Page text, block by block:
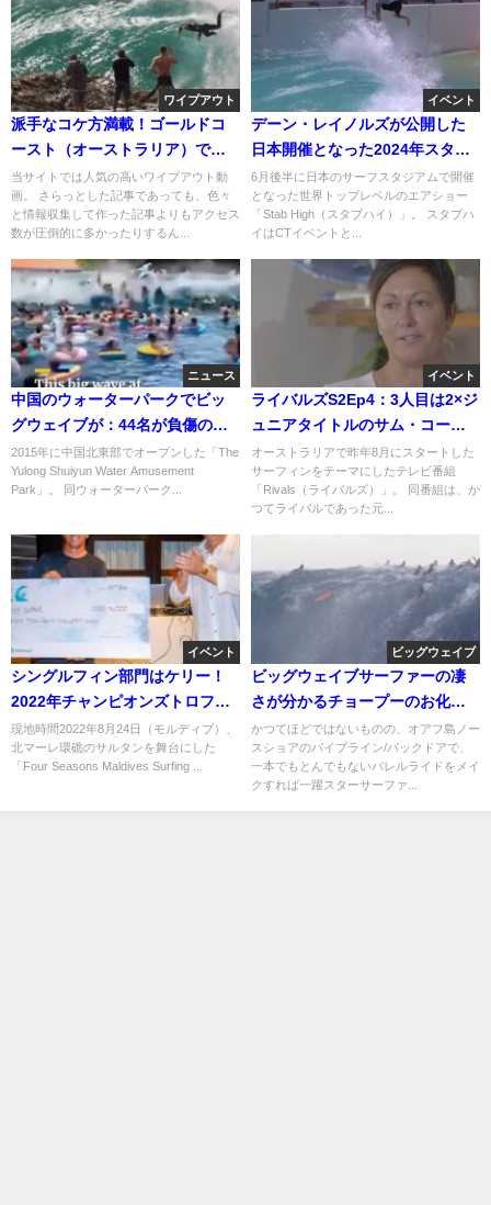
ワイプアウト
派手なコケ方満載！ゴールドコ
ースト（オーストラリア）で発
生したワイプアウト動画
当サイトでは人気の高いワイプアウト動
画。 さらっとした記事であっても、色々
と情報収集して作った記事よりもアクセス
数が圧倒的に多かったりするん...
イベント
デーン・レイノルズが公開した
日本開催となった2024年スタブ
ハイの舞台裏動画
6月後半に日本のサーフスタジアムで開催
となった世界トップレベルのエアショー
「Stab High（スタブハイ）」。 スタブハ
イはCTイベントと...
ニュース
中国のウォーターパークでビッ
グウェイブが：44名が負傷の事
故
2015年に中国北東部でオープンした「The
Yulong Shuiyun Water Amusement
Park」。 同ウォーターパーク...
イベント
ライバルズS2Ep4：3人目は2×ジ
ュニアタイトルのサム・コーニ
ッシュ
オーストラリアで昨年8月にスタートした
サーフィンをテーマにしたテレビ番組
「Rivals（ライバルズ）」。 同番組は、か
つてライバルであった元...
イベント
シングルフィン部門はケリー！
2022年チャンピオンズトロフィ
ー初日
現地時間2022年8月24日（モルディブ）、
北マーレ環礁のサルタンを舞台にした
「Four Seasons Maldives Surfing ...
ビッグウェイブ
ビッグウェイブサーファーの凄
さが分かるチョープーのお化け
セット動画
かつてほどではないものの、オアフ島ノー
スショアのパイプライン/バックドアで、
一本でもとんでもないバレルライドをメイ
クすれば一躍スターサーファ...